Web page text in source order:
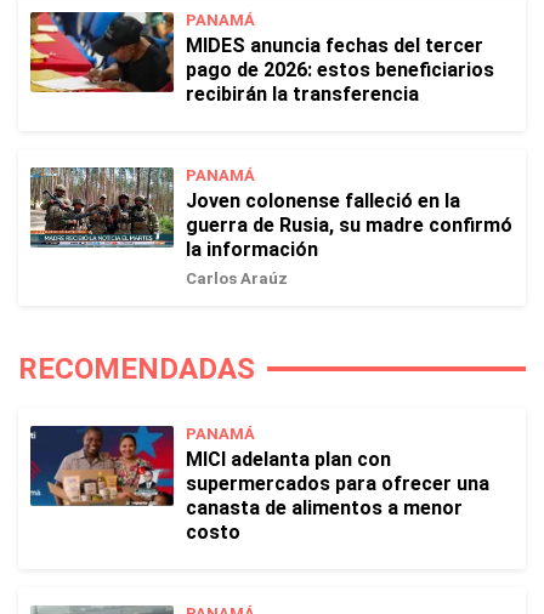
PANAMÁ
MIDES anuncia fechas del tercer
pago de 2026: estos beneficiarios
recibirán la transferencia
PANAMÁ
Joven colonense falleció en la
guerra de Rusia, su madre confirmó
la información
Carlos Araúz
RECOMENDADAS
PANAMÁ
MICI adelanta plan con
supermercados para ofrecer una
canasta de alimentos a menor
costo